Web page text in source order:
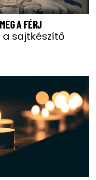
A FÉRJ
sajtkészítő